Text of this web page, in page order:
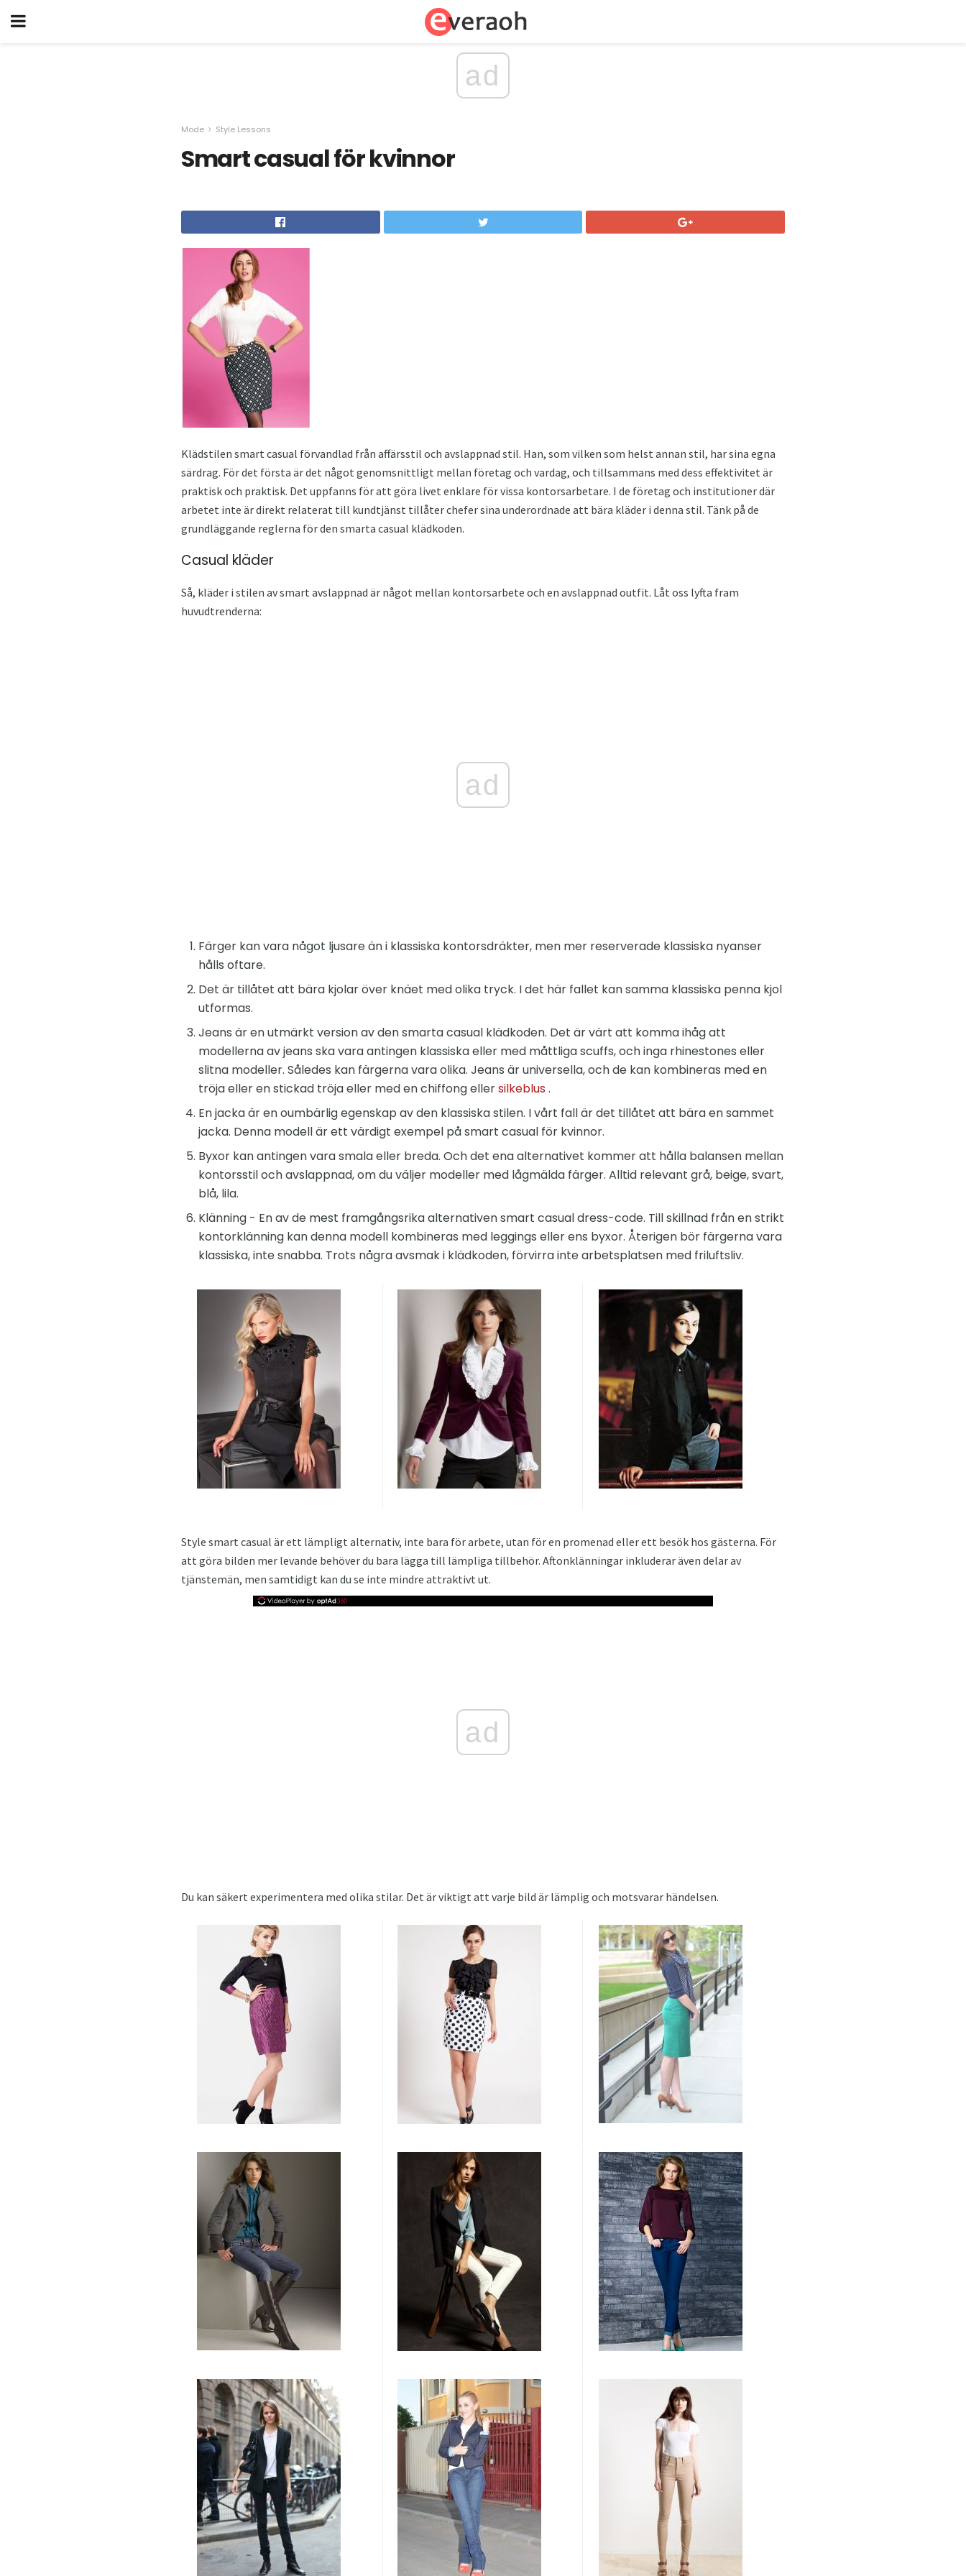
ad
Mode Style Lessons
Smart casual för kvinnor
Klädstilen smart casual förvandlad från affärsstil och avslappnad stil. Han, som vilken som helst annan stil, har sina egna
särdrag. För det första är det något genomsnittligt mellan företag och vardag, och tillsammans med dess effektivitet är
praktisk och praktisk. Det uppfanns för att göra livet enklare för vissa kontorsarbetare. I de företag och institutioner där
arbetet inte är direkt relaterat till kundtjänst tillåter chefer sina underordnade att bära kläder i denna stil. Tänk på de
grundläggande reglerna för den smarta casual klädkoden.
Casual kläder
Så, kläder i stilen av smart avslappnad är något mellan kontorsarbete och en avslappnad outfit. Låt oss lyfta fram
huvudtrenderna:
ad
Färger kan vara något ljusare än i klassiska kontorsdräkter, men mer reserverade klassiska nyanser
hålls oftare.
Det är tillåtet att bära kjolar över knäet med olika tryck. I det här fallet kan samma klassiska penna kjol
utformas.
Jeans är en utmärkt version av den smarta casual klädkoden. Det är värt att komma ihåg att
modellerna av jeans ska vara antingen klassiska eller med måttliga scuffs, och inga rhinestones eller
slitna modeller. Således kan färgerna vara olika. Jeans är universella, och de kan kombineras med en
tröja eller en stickad tröja eller med en chiffong ellersilkeblus.
En jacka är en oumbärlig egenskap av den klassiska stilen. I vårt fall är det tillåtet att bära en sammet
jacka. Denna modell är ett värdigt exempel på smart casual för kvinnor.
Byxor kan antingen vara smala eller breda. Och det ena alternativet kommer att hålla balansen mellan
kontorsstil och avslappnad, om du väljer modeller med lågmälda färger. Alltid relevant grå, beige, svart,
blå, lila.
Klänning - En av de mest framgångsrika alternativen smart casual dress-code. Till skillnad från en strikt
kontorklänning kan denna modell kombineras med leggings eller ens byxor. Återigen bör färgerna vara
klassiska, inte snabba. Trots några avsmak i klädkoden, förvirra inte arbetsplatsen med friluftsliv.
Style smart casual är ett lämpligt alternativ, inte bara för arbete, utan för en promenad eller ett besök hos gästerna. För
att göra bilden mer levande behöver du bara lägga till lämpliga tillbehör. Aftonklänningar inkluderar även delar av
tjänstemän, men samtidigt kan du se inte mindre attraktivt ut.
ad
Du kan säkert experimentera med olika stilar. Det är viktigt att varje bild är lämplig och motsvarar händelsen.